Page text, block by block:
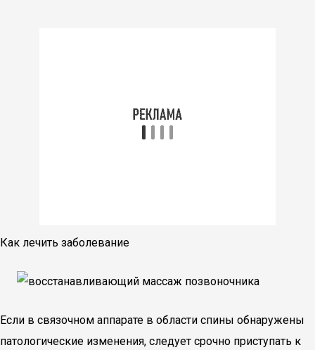
Как лечить заболевание
Если в связочном аппарате в области спины обнаружены
патологические изменения, следует срочно приступать к